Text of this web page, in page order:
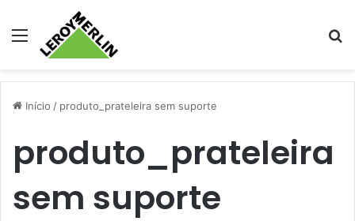
Menu
Início / produto_prateleira sem suporte
produto_prateleira
sem suporte